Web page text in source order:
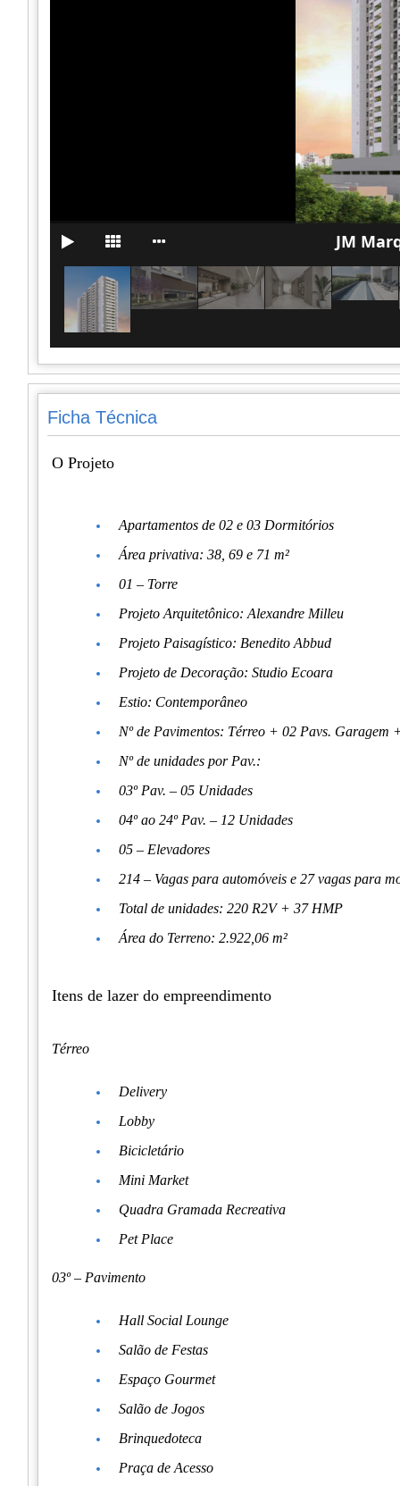
JM
Ficha Técnica
O Projeto
Apartamentos de 02 e 03 Dormitórios
Área privativa: 38, 69 e 71 m²
01 – Torre
Projeto Arquitetônico: Alexandre Milleu
Projeto Paisagístico: Benedito Abbud
Projeto de Decoração: Studio Ecoara
Estio: Contemporâneo
Nº de Pavimentos: Térreo + 02 Pavs. Garagem
Nº de unidades por Pav.:
03º Pav. – 05 Unidades
04º ao 24º Pav. – 12 Unidades
05 – Elevadores
214 – Vagas para automóveis e 27 vagas para
Total de unidades: 220 R2V + 37 HMP
Área do Terreno: 2.922,06 m²
Itens de lazer do empreendimento
Térreo
Delivery
Lobby
Bicicletário
Mini Market
Quadra Gramada Recreativa
Pet Place
03º – Pavimento
Hall Social Lounge
Salão de Festas
Espaço Gourmet
Salão de Jogos
Brinquedoteca
Praça de Acesso